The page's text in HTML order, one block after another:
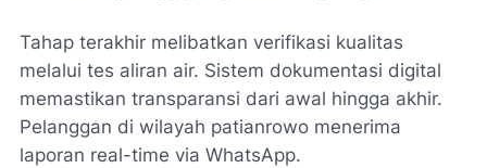
Tahap terakhir melibatkan verifikasi kualitas
melalui tes aliran air. Sistem dokumentasi digital
memastikan transparansi dari awal hingga akhir.
Pelanggan di wilayah patianrowo menerima
laporan real-time via WhatsApp.